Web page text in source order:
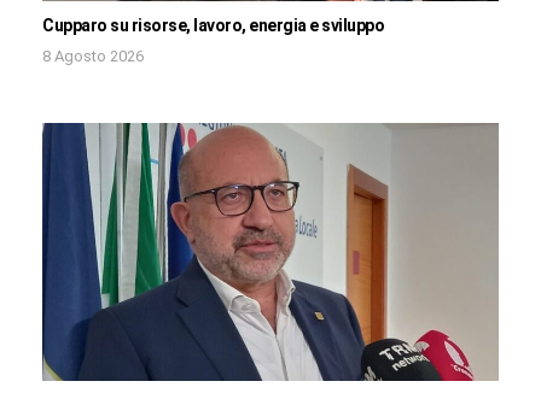
Cupparo su risorse, lavoro, energia e sviluppo
8 Agosto 2026